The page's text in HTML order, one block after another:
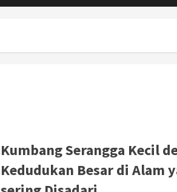
Kumbang Serangga Kecil
Kedudukan Besar di Alam